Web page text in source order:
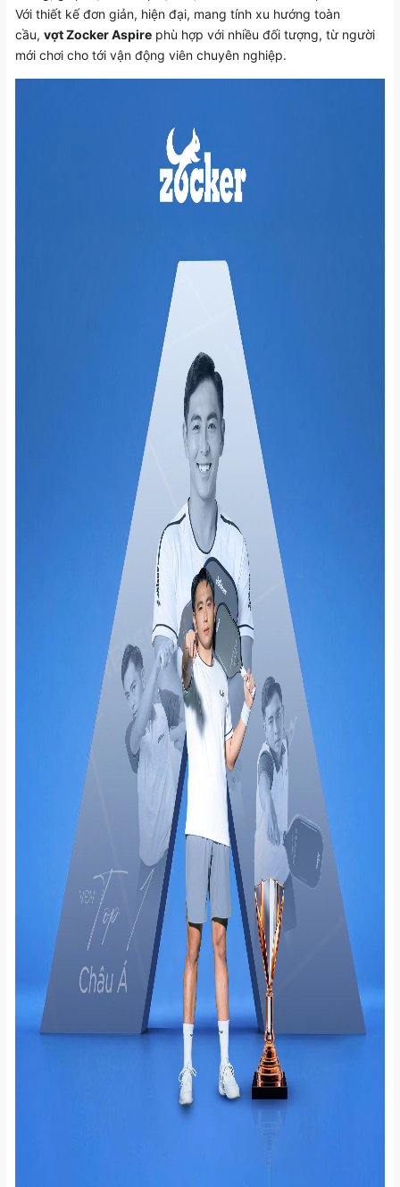
Với thiết kế đơn giản, hiện đại, mang tính xu hướng toàn
cầu, vợt Zocker Aspire phù hợp với nhiều đối tượng, từ người
mới chơi cho tới vận động viên chuyên nghiệp.